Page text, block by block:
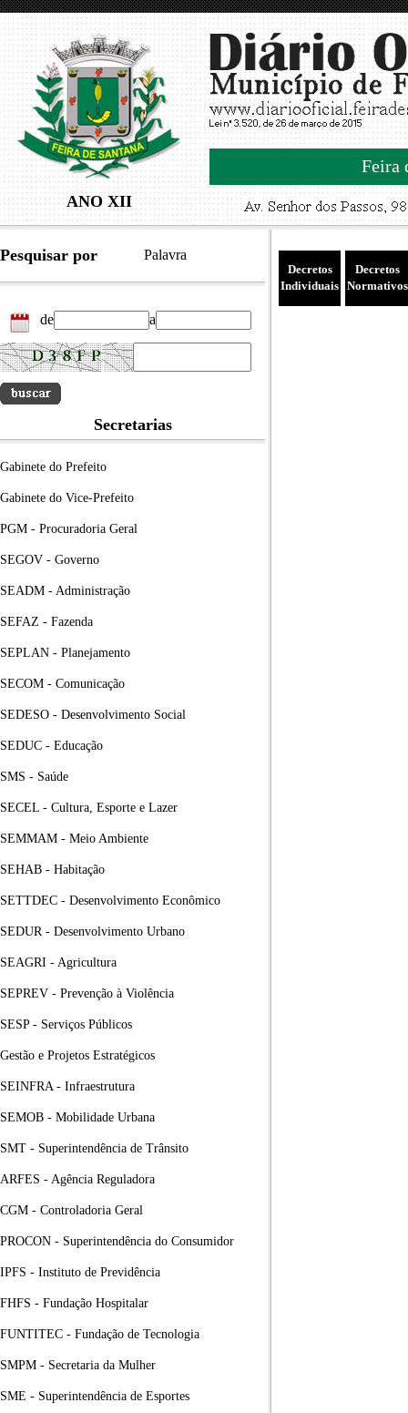
ANO XII
Feira
Pesquisar por Palavra
de a
Secretarias
Gabinete do Prefeito
Gabinete do Vice-Prefeito
PGM - Procuradoria Geral
SEGOV - Governo
SEADM - Administração
SEFAZ - Fazenda
SEPLAN - Planejamento
SECOM - Comunicação
SEDESO - Desenvolvimento Social
SEDUC - Educação
SMS - Saúde
SECEL - Cultura, Esporte e Lazer
SEMMAM - Meio Ambiente
SEHAB - Habitação
SETTDEC - Desenvolvimento Econômico
SEDUR - Desenvolvimento Urbano
SEAGRI - Agricultura
SEPREV - Prevenção à Violência
SESP - Serviços Públicos
Gestão e Projetos Estratégicos
SEINFRA - Infraestrutura
SEMOB - Mobilidade Urbana
SMT - Superintendência de Trânsito
ARFES - Agência Reguladora
CGM - Controladoria Geral
PROCON - Superintendência do Consumidor
IPFS - Instituto de Previdência
FHFS - Fundação Hospitalar
FUNTITEC - Fundação de Tecnologia
SMPM - Secretaria da Mulher
SME - Superintendência de Esportes
Decretos
Individuais
Decretos
Normativos